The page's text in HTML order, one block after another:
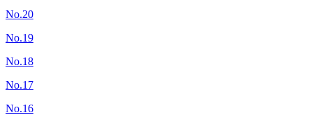
No.20
No.19
No.18
No.17
No.16